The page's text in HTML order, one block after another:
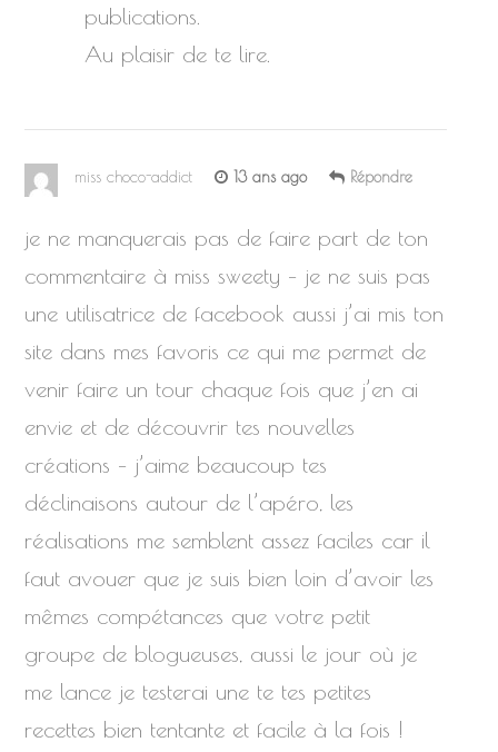
publications.
Au plaisir de te lire.
miss choco-addict 13 ans ago Répondre
je ne manquerais pas de faire part de ton
commentaire à miss sweety – je ne suis pas
une utilisatrice de facebook aussi j’ai mis ton
site dans mes favoris ce qui me permet de
venir faire un tour chaque fois que j’en ai
envie et de découvrir tes nouvelles
créations – j’aime beaucoup tes
déclinaisons autour de l’apéro, les
réalisations me semblent assez faciles car il
faut avouer que je suis bien loin d’avoir les
mêmes compétances que votre petit
groupe de blogueuses, aussi le jour où je
me lance je testerai une te tes petites
recettes bien tentante et facile à la fois !